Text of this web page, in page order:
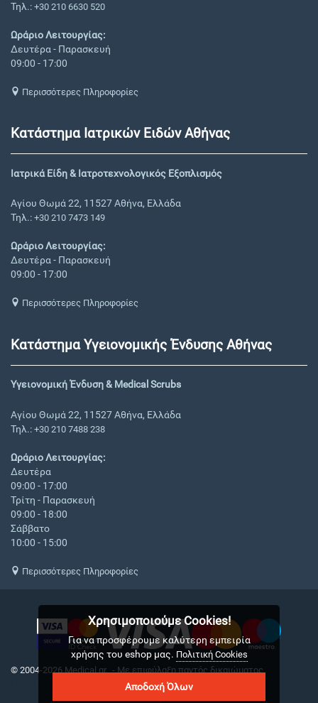
Τηλ.: +30 210 6630 520
Ωράριο Λειτουργίας:
Δευτέρα - Παρασκευή
09:00 - 17:00
Περισσότερες Πληροφορίες
Κατάστημα Ιατρικών Ειδών Αθήνας
Ιατρικά Είδη & Ιατροτεχνολογικός Εξοπλισμός
Αγίου Θωμά 22, 11527 Αθήνα, Ελλάδα
Τηλ.: +30 210 7473 149
Ωράριο Λειτουργίας:
Δευτέρα - Παρασκευή
09:00 - 17:00
Περισσότερες Πληροφορίες
Κατάστημα Υγειονομικής Ένδυσης Αθήνας
Υγειονομική Ένδυση & Medical Scrubs
Αγίου Θωμά 22, 11527 Αθήνα, Ελλάδα
Τηλ.: +30 210 7488 238
Ωράριο Λειτουργίας:
Δευτέρα
09:00 - 17:00
Τρίτη - Παρασκευή
09:00 - 18:00
Σάββατο
10:00 - 15:00
Περισσότερες Πληροφορίες
© 2004-2026 Medical.gr. - Με επιφύλαξη παντός δικαιώματος
Χρησιμοποιούμε Cookies!
Για να προσφέρουμε καλύτερη εμπειρία
χρήσης του eshop μας. Πολιτική Cookies
Αποδοχή Όλων